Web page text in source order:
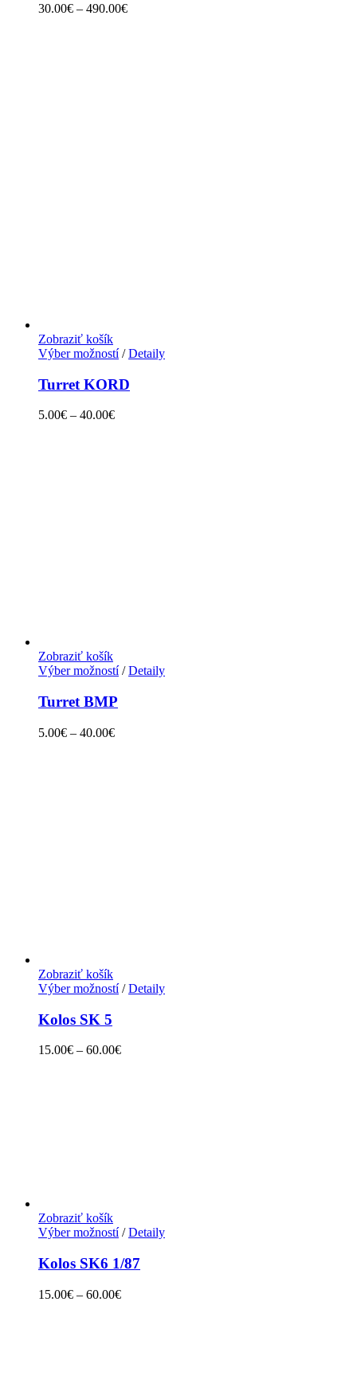
30.00€ – 490.00€
Zobraziť košík
Výber možností/ Detaily
Turret KORD
5.00€ – 40.00€
Zobraziť košík
Výber možností/ Detaily
Turret BMP
5.00€ – 40.00€
Zobraziť košík
Výber možností/ Detaily
Kolos SK 5
15.00€ – 60.00€
Zobraziť košík
Výber možností/ Detaily
Kolos SK6 1/87
15.00€ – 60.00€